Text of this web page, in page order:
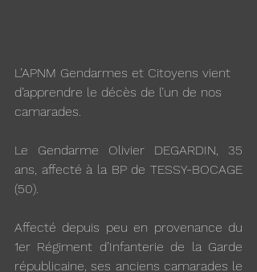
L’APNM Gendarmes et Citoyens vient
d’apprendre le décès de l’un de nos
camarades.
Le Gendarme Olivier DEGARDIN, 35
ans, affecté à la BP de TESSY-BOCAGE
(50).
Affecté depuis peu en provenance du
1er Régiment d’Infanterie de la Garde
républicaine, ses anciens camarades le